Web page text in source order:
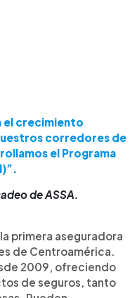
el crecimiento
corredores de
el Programa
de ASSA.
primera aseguradora
de Centroamérica.
2009, ofreciendo
de seguros, tanto